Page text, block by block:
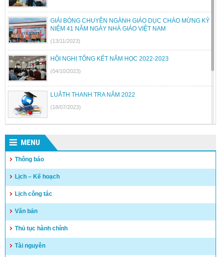
GIẢI BÓNG CHUYỀN NGÀNH GIÁO DỤC CHÀO MỪNG KỶ
NIỆM 41 NĂM NGÀY NHÀ GIÁO VIỆT NAM
(13/11/2023)
HỘI NGHỊ TỔNG KẾT NĂM HỌC 2022-2023
(04/10/2023)
LUÂTH THANH TRA NĂM 2022
(18/07/2023)
(26/06/2023)
Quyết định công khai quyết toán thu chi NSNN năm 2022
(04/05/2023)
MENU
Thông báo
Lịch – Kế hoạch
Lịch công tác
Văn bản
Thủ tục hành chính
Tài nguyên